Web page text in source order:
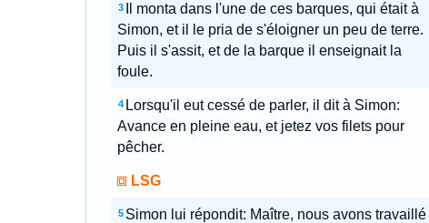
3
Il monta dans l'une de ces barques, qui était à
Simon, et il le pria de s'éloigner un peu de terre.
Puis il s'assit, et de la barque il enseignait la
foule.
4 Lorsqu'il eut cessé de parler, il dit à Simon:
Avance en pleine eau, et jetez vos filets pour
pêcher.
LSG
5 Simon lui répondit: Maître, nous avons travaillé